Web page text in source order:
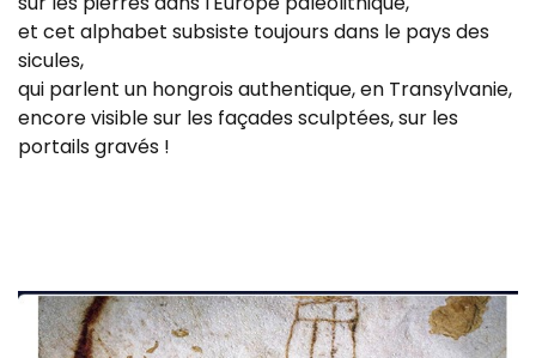
et cet alphabet subsiste toujours dans le pays des
sicules,
qui parlent un hongrois authentique, en Transylvanie,
encore visible sur les façades sculptées, sur les
portails gravés !